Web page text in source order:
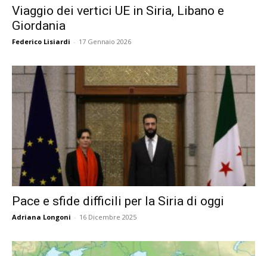
Viaggio dei vertici UE in Siria, Libano e
Giordania
Federico Lisiardi - 17 Gennaio 2026
Pace e sfide difficili per la Siria di oggi
Adriana Longoni - 16 Dicembre 2025